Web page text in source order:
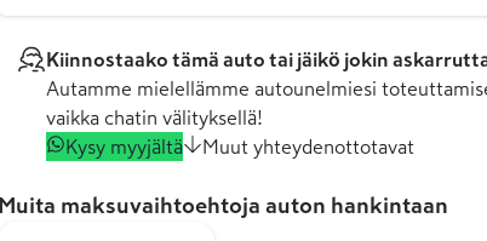
Kiinnostaako tämä auto tai jäikö jokin
Autamme mielellämme autounelmiesi
vaikka chatin välityksellä!
Kysy myyjältä
Muut yhteydenottotavat
Muita maksuvaihtoehtoja auton hankintaan